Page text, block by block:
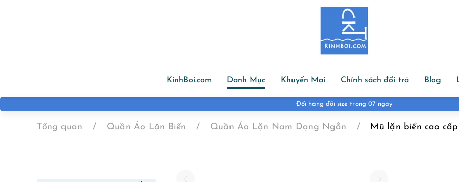
KinhBoi.com Danh Mục Khuyến Mại Chính sách đổi trả Blog
Đổi hàng đổi size trong 07 ngày
Tổng quan Quần Áo Lặn Biển Quần Áo Lặn Nam Dạng Ngắn Mũ lặn biển cao